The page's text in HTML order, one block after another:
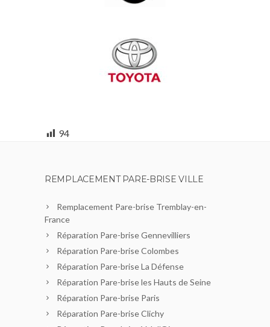
94
REMPLACEMENT PARE-BRISE VILLE
Remplacement Pare-brise Tremblay-en-
France
Réparation Pare-brise Gennevilliers
Réparation Pare-brise Colombes
Réparation Pare-brise La Défense
Réparation Pare-brise les Hauts de Seine
Réparation Pare-brise Paris
Réparation Pare-brise Clichy